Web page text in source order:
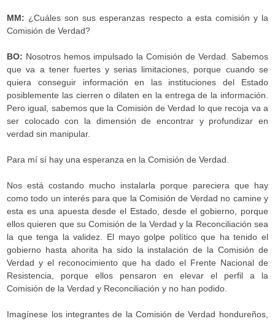
MM: ¿Cuáles son sus esperanzas respecto a esta comisión y la
Comisión de Verdad?
BO: Nosotros hemos impulsado la Comisión de Verdad. Sabemos
que va a tener fuertes y serias limitaciones, porque cuando se
quiera conseguir información en las instituciones del Estado
posiblemente las cierren o dilaten en la entrega de la información.
Pero igual, sabemos que la Comisión de Verdad lo que recoja va a
ser colocado con la dimensión de encontrar y profundizar en
verdad sin manipular.
Para mí sí hay una esperanza en la Comisión de Verdad.
Nos está costando mucho instalarla porque pareciera que hay
como todo un interés para que la Comisión de Verdad no camine y
esta es una apuesta desde el Estado, desde el gobierno, porque
ellos quieren que su Comisión de la Verdad y la Reconciliación sea
la que tenga la validez. El mayo golpe político que ha tenido el
gobierno hasta ahorita ha sido la instalación de la Comisión de
Verdad y el reconocimiento que ha dado el Frente Nacional de
Resistencia, porque ellos pensaron en elevar el perfil a la
Comisión de la Verdad y Reconciliación y no han podido.
Imagínese los integrantes de la Comisión de Verdad hondureños,